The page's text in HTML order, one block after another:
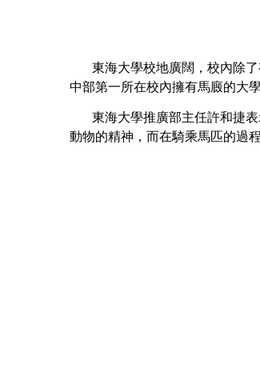
東海大學校地廣闊，校內除了
中部第一所在校內擁有馬廄的大
東海大學推廣部主任許和捷表
動物的精神，而在騎乘馬匹的過